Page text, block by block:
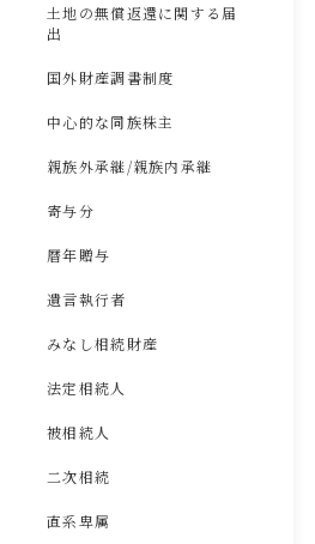
土地の無償返還に関する届
出
国外財産調書制度
中心的な同族株主
親族外承継/親族内承継
寄与分
暦年贈与
遺言執行者
みなし相続財産
法定相続人
被相続人
二次相続
直系卑属